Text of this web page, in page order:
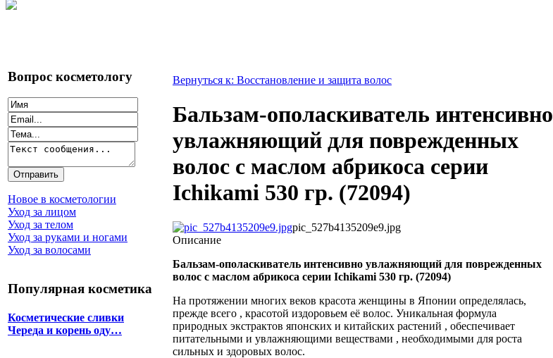
Вопрос косметологу
Новое в косметологии
Уход за лицом
Уход за телом
Уход за руками и ногами
Уход за волосами
Популярная косметика
Косметические сливки
Череда и корень оду…
Вернуться к: Восстановление и защита волос
Бальзам-ополаскиватель интенсивно
увлажняющий для поврежденных
волос с маслом абрикоса серии
Ichikami 530 гр. (72094)
pic_527b4135209e9.jpg
Описание
Бальзам-ополаскиватель интенсивно увлажняющий для поврежденных
волос с маслом абрикоса серии Ichikami 530 гр. (72094)
На протяжении многих веков красота женщины в Японии определялась,
прежде всего , красотой издоровьем её волос. Уникальная формула
природных экстрактов японских и китайских растений , обеспечивает
питательными и увлажняющими веществами , необходимыми для роста
сильных и здоровых волос.